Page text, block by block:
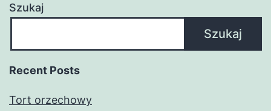
Szukaj
Szukaj
Recent Posts
Tort orzechowy